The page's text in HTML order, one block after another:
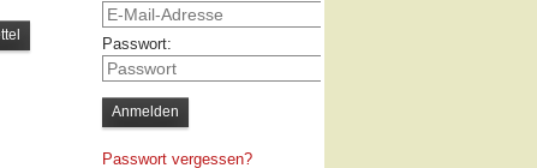
Passwort:
Passwort vergessen?